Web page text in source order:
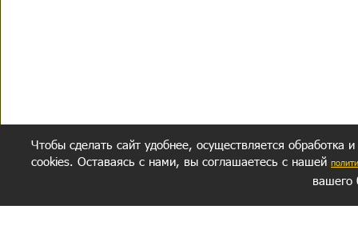
Чтобы сделать сайт удобнее, осуществляется обработка
cookies. Оставаясь с нами, вы соглашаетесь с нашей
вашего